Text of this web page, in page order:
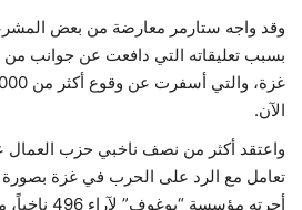
وقد واجه ستارمر معارضة من بعض
بسبب تعليقاته التي دافعت عن جوانب من
الآن.
تعامل مع الرد على الحرب في غزة بصورة
أجرته مؤسسة